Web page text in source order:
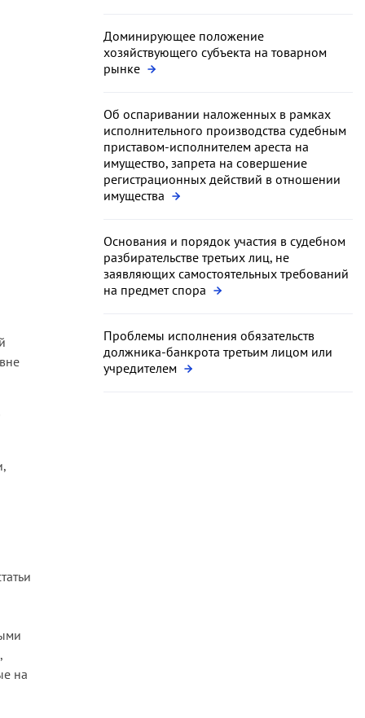
на
Доминирующее положение
хозяйствующего субъекта на товарном
рынке
Об оспаривании наложенных в рамках
исполнительного производства судебным
приставом-исполнителем ареста на
имущество, запрета на совершение
регистрационных действий в отношении
имущества
Основания и порядок участия в судебном
разбирательстве третьих лиц, не
заявляющих самостоятельных требований
на предмет спора
Проблемы исполнения обязательств
должника-банкрота третьим лицом или
учредителем